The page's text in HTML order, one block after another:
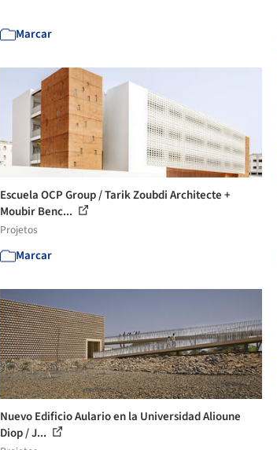
Marcar
Escuela OCP Group / Tarik Zoubdi Architecte +
Moubir Benc...
Projetos
Marcar
Nuevo Edificio Aulario en la Universidad Alioune
Diop / J...